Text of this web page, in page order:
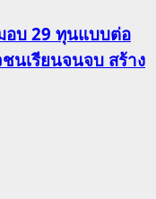
บ 29 ทุนแบบต่อ
นเรียนจนจบ สร้าง